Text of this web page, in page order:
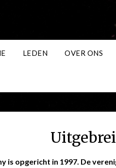
LEDEN OVER ONS
is opgericht in 1997. De